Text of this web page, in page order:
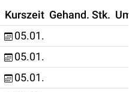
Kurszeit Gehand. Stk.
05.01.
05.01.
05.01.